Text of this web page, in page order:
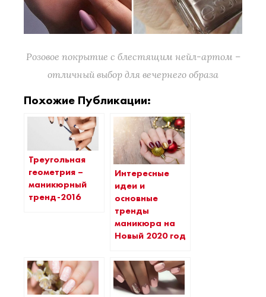
Розовое покрытие с блестящим нейл-артом –
отличный выбор для вечернего образа
Похожие Публикации:
Треугольная
геометрия –
маникюрный
тренд-2016
Интересные
идеи и
основные
тренды
маникюра на
Новый 2020 год